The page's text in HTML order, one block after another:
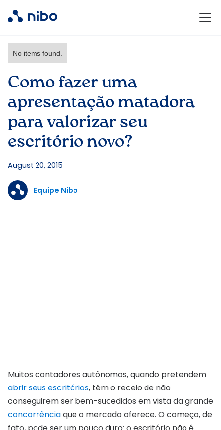
No items found.
Como fazer uma
apresentação matadora
para valorizar seu
escritório novo?
August 20, 2015
Equipe Nibo
Muitos contadores autônomos, quando pretendem
abrir seus escritórios, têm o receio de não
conseguirem ser bem-sucedidos em vista da grande
concorrênciaque o mercado oferece. O começo, de
fato, pode ser um pouco duro: o escritório não é